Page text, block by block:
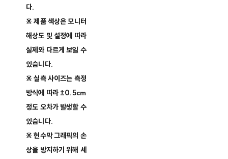
다.
※ 제품 색상은 모니터
해상도 및 설정에 따라
실제와 다르게 보일 수
있습니다.
※ 실측 사이즈는 측정
방식에 따라 ±0.5cm
정도 오차가 발생할 수
있습니다.
※ 현수막 그래픽의 손
상을 방지하기 위해 세